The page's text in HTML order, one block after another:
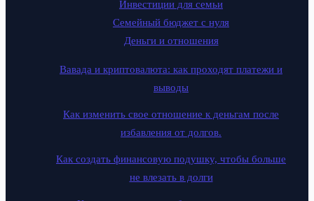
Инвестиции для семьи
Семейный бюджет с нуля
Деньги и отношения
Вавада и криптовалюта: как проходят платежи и
выводы
Как изменить свое отношение к деньгам после
избавления от долгов.
Как создать финансовую подушку, чтобы больше
не влезать в долги